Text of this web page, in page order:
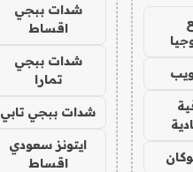
شدات ببجي
اقساط
شدات ببجي
تمارا
شدات ببجي تابي
ايتونز سعودي
اقساط